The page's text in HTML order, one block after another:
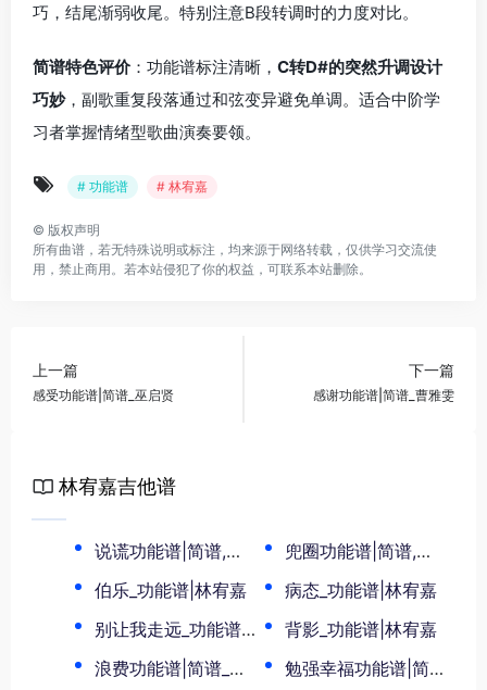
巧，结尾渐弱收尾。特别注意B段转调时的力度对比。
简谱特色评价：功能谱标注清晰， C转D#的突然升调设计
巧妙，副歌重复段落通过和弦变异避免单调。适合中阶学
习者掌握情绪型歌曲演奏要领。
# 功能谱 # 林宥嘉
© 版权声明
所有曲谱，若无特殊说明或标注，均来源于网络转载，仅供学习交流使
用，禁止商用。若本站侵犯了你的权益，可联系本站删除。
上一篇
感受功能谱|简谱_巫启贤
下一篇
感谢功能谱|简谱_曹雅雯
林宥嘉吉他谱
说谎功能谱|简谱,林宥嘉
兜圈功能谱|简谱,林宥嘉
伯乐_功能谱|林宥嘉
病态_功能谱|林宥嘉
别让我走远_功能谱|林宥嘉
背影_功能谱|林宥嘉
浪费功能谱|简谱_林宥嘉
勉强幸福功能谱|简谱_林宥嘉